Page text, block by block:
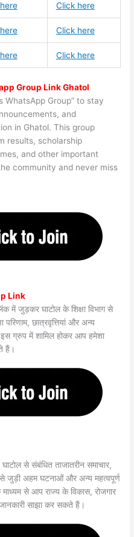
Click here
Click here
Click here
Group Link Ghatol
WhatsApp Group” to stay
and
in Ghatol. This group
results, scholarship
and other important
community and never miss
Link
में जुड़कर घाटोल के शिक्षा विभाग से
परिणाम, छात्रवृत्तियां और अन्य
ग्रुप में शामिल होकर आप हमेशा
हैं।
से संबंधित ताजातरीन समाचार,
से जुड़ी अहम घटनाओं और अन्य महत्वपूर्ण
से आप राज्य के विकास, रोजगार
साझा कर सकते हैं।